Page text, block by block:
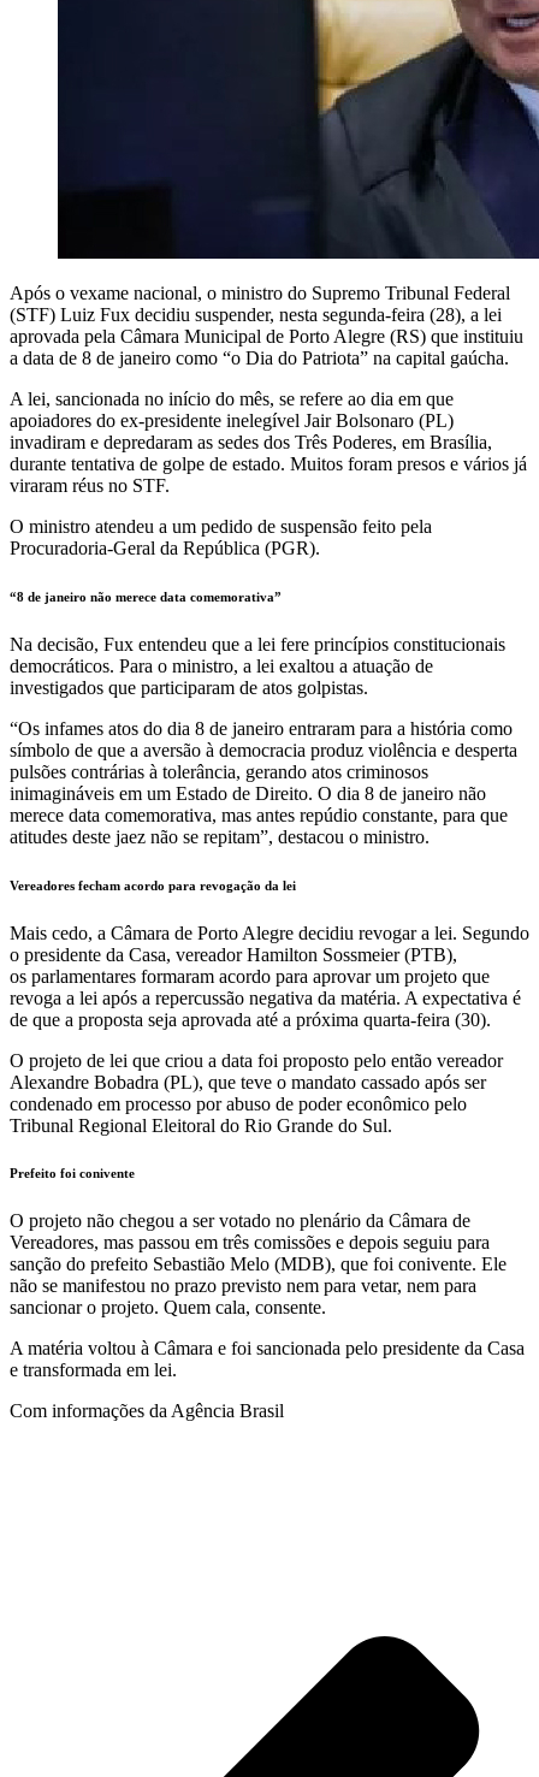
Após o vexame nacional, o ministro do Supremo Tribunal Federal
(STF) Luiz Fux decidiu suspender, nesta segunda-feira (28), a lei
aprovada pela Câmara Municipal de Porto Alegre (RS) que instituiu
a data de 8 de janeiro como “o Dia do Patriota” na capital gaúcha.
A lei, sancionada no início do mês, se refere ao dia em que
apoiadores do ex-presidente inelegível Jair Bolsonaro (PL)
invadiram e depredaram as sedes dos Três Poderes, em Brasília,
durante tentativa de golpe de estado. Muitos foram presos e vários já
viraram réus no STF.
O ministro atendeu a um pedido de suspensão feito pela
Procuradoria-Geral da República (PGR).
“8 de janeiro não merece data comemorativa”
Na decisão, Fux entendeu que a lei fere princípios constitucionais
democráticos. Para o ministro, a lei exaltou a atuação de
investigados que participaram de atos golpistas.
“Os infames atos do dia 8 de janeiro entraram para a história como
símbolo de que a aversão à democracia produz violência e desperta
pulsões contrárias à tolerância, gerando atos criminosos
inimagináveis em um Estado de Direito. O dia 8 de janeiro não
merece data comemorativa, mas antes repúdio constante, para que
atitudes deste jaez não se repitam”, destacou o ministro.
Vereadores fecham acordo para revogação da lei
Mais cedo, a Câmara de Porto Alegre decidiu revogar a lei. Segundo
o presidente da Casa, vereador Hamilton Sossmeier (PTB),
os parlamentares formaram acordo para aprovar um projeto que
revoga a lei após a repercussão negativa da matéria. A expectativa é
de que a proposta seja aprovada até a próxima quarta-feira (30).
O projeto de lei que criou a data foi proposto pelo então vereador
Alexandre Bobadra (PL), que teve o mandato cassado após ser
condenado em processo por abuso de poder econômico pelo
Tribunal Regional Eleitoral do Rio Grande do Sul.
Prefeito foi conivente
O projeto não chegou a ser votado no plenário da Câmara de
Vereadores, mas passou em três comissões e depois seguiu para
sanção do prefeito Sebastião Melo (MDB), que foi conivente. Ele
não se manifestou no prazo previsto nem para vetar, nem para
sancionar o projeto. Quem cala, consente.
A matéria voltou à Câmara e foi sancionada pelo presidente da Casa
e transformada em lei.
Com informações da Agência Brasil